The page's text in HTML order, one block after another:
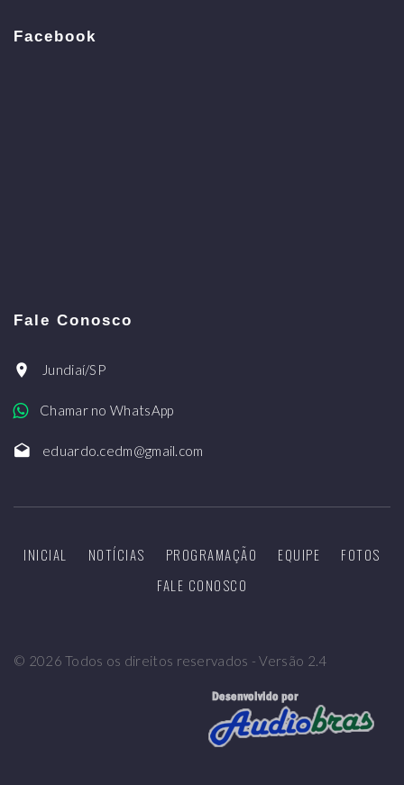
Facebook
Fale Conosco
Jundiaí/SP
Chamar no WhatsApp
eduardo.cedm@gmail.com
INICIAL NOTÍCIAS PROGRAMAÇÃO EQUIPE
FOTOS
FALE CONOSCO
© 2026 Todos os direitos reservados - Versão 2.4